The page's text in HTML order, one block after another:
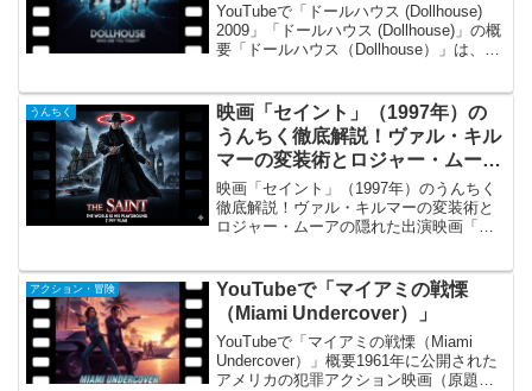
YouTubeで「ドールハウス (Dollhouse)
2009」「ドールハウス (Dollhouse)」の概
要「ドールハウス（Dollhouse）」は、
ョン...
うんちく
映画「セイント」（1997年）の
うんちく徹底解説！ヴァル・キル
マーの変装術とロジャー・ムーア
の隠れた出演
映画「セイント」（1997年）のうんちく
徹底解説！ヴァル・キルマーの変装術と
ロジャー・ムーアの隠れた出演映画「セ
ァル・キルマーが主演し、フィリップ・
ノ...
アクション・冒険
YouTubeで「マイアミの戦慄
（Miami Undercover）」
YouTubeで「マイアミの戦慄（Miami
Undercover）」概要1961年に公開された
アメリカの犯罪アクション映画（原題：